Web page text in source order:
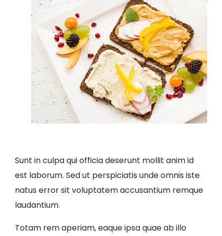
Sunt in culpa qui officia deserunt mollit anim id
est laborum. Sed ut perspiciatis unde omnis iste
natus error sit voluptatem accusantium remque
laudantium.
Totam rem aperiam, eaque ipsa quae ab illo